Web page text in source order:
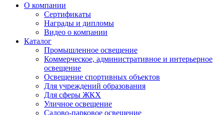
О компании
Сертификаты
Награды и дипломы
Видео о компании
Каталог
Промышленное освещение
Коммерческое, административное и интерьерное
освещение
Освещение спортивных объектов
Для учреждений образования
Для сферы ЖКХ
Уличное освещение
Садово-парковое освещение